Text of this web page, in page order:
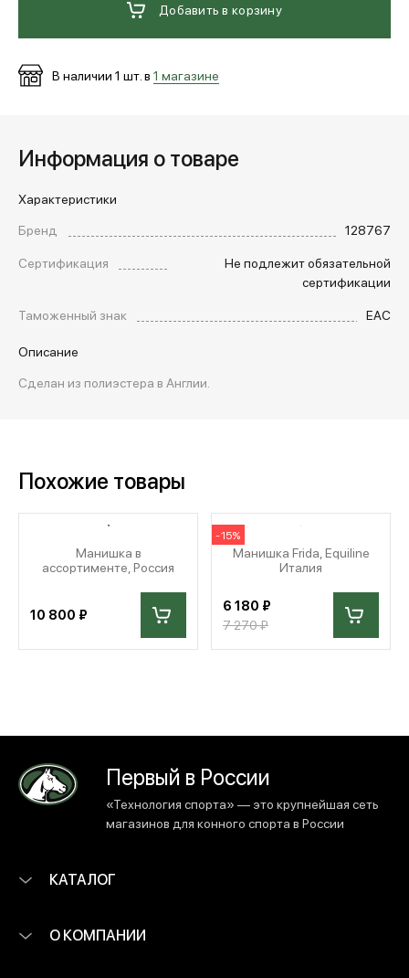
Добавить в корзину
В наличии 1 шт. в 1 магазине
Информация о товаре
Характеристики
Бренд
128767
Сертификация
Не подлежит обязательной
сертификации
Таможенный знак
EAC
Описание
Сделан из полиэстера в Англии.
Похожие товары
Манишка в
ассортименте, Россия
10 800 ₽
-15%
Манишка Frida, Equiline
Италия
6 180 ₽
7 270 ₽
Первый в России
«Технология спорта» — это крупнейшая сеть
магазинов для конного спорта в России
КАТАЛОГ
О КОМПАНИИ